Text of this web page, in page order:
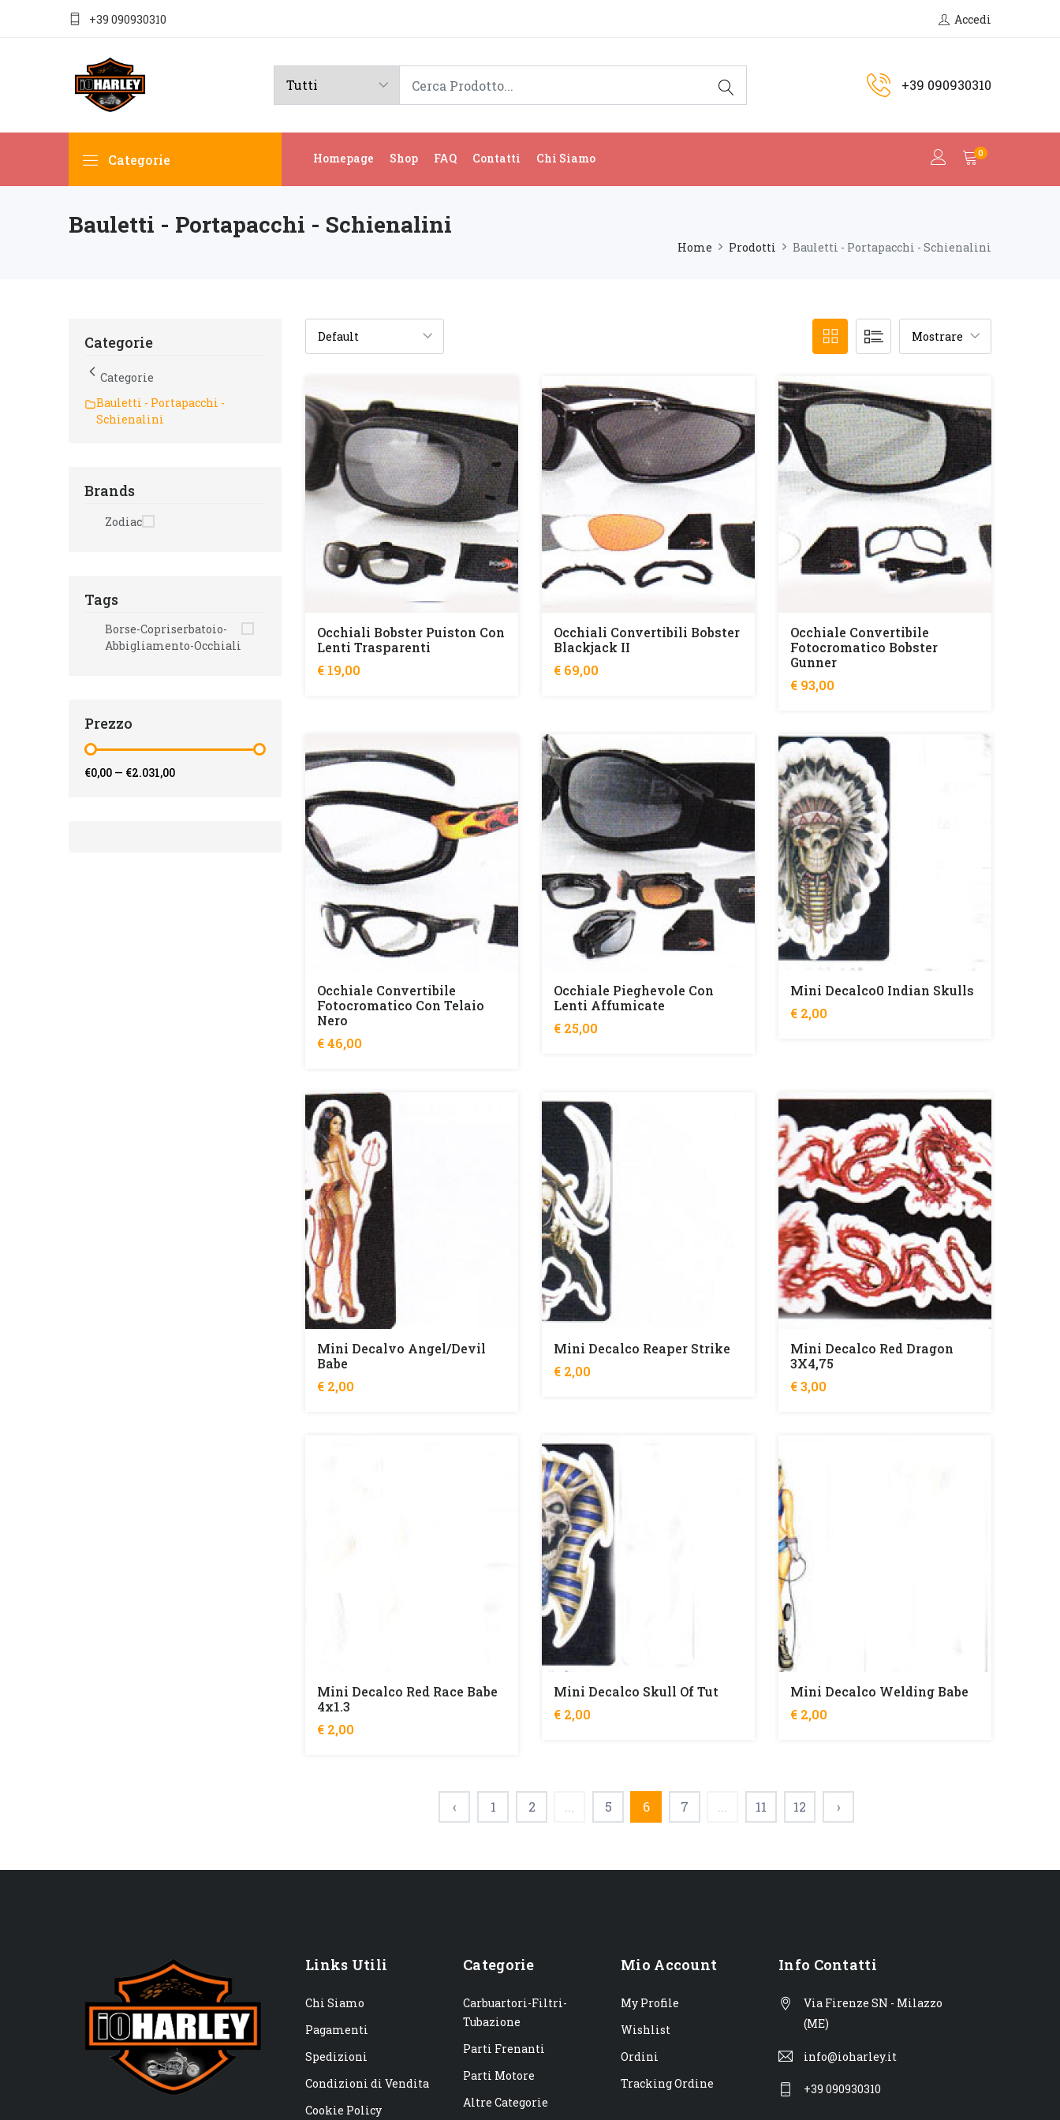
+39 090930310 Accedi
+39 090930310
Categorie Homepage Shop FAQ Contatti Chi Siamo 0
Bauletti - Portapacchi - Schienalini
Home Prodotti Bauletti - Portapacchi - Schienalini
Occhiali Bobster Puiston Con
Lenti Trasparenti
€ 19,00
Occhiali Convertibili Bobster
Blackjack II
€ 69,00
Occhiale Convertibile
Fotocromatico Bobster
Gunner
€ 93,00
Occhiale Convertibile
Fotocromatico Con Telaio
Nero
€ 46,00
Occhiale Pieghevole Con
Lenti Affumicate
€ 25,00
Mini Decalco0 Indian Skulls
€ 2,00
Mini Decalvo Angel/Devil
Babe
€ 2,00
Mini Decalco Reaper Strike
€ 2,00
Mini Decalco Red Dragon
3X4,75
€ 3,00
Mini Decalco Red Race Babe
4x1.3
€ 2,00
Mini Decalco Skull Of Tut
€ 2,00
Mini Decalco Welding Babe
€ 2,00
‹ 1 2 5 6 7 11 12 ›
Categorie
Categorie
Bauletti - Portapacchi -
Schienalini
Brands
Zodiac
Tags
Borse-Copriserbatoio-
Abbigliamento-Occhiali
Prezzo
€0,00 — €2.031,00
Links Utili
Chi Siamo
Pagamenti
Spedizioni
Condizioni di Vendita
Cookie Policy
Categorie
Carbuartori-Filtri-
Tubazione
Parti Frenanti
Parti Motore
Altre Categorie
Mio Account
My Profile
Wishlist
Ordini
Tracking Ordine
Info Contatti
Via Firenze SN - Milazzo
(ME)
info@ioharley.it
+39 090930310